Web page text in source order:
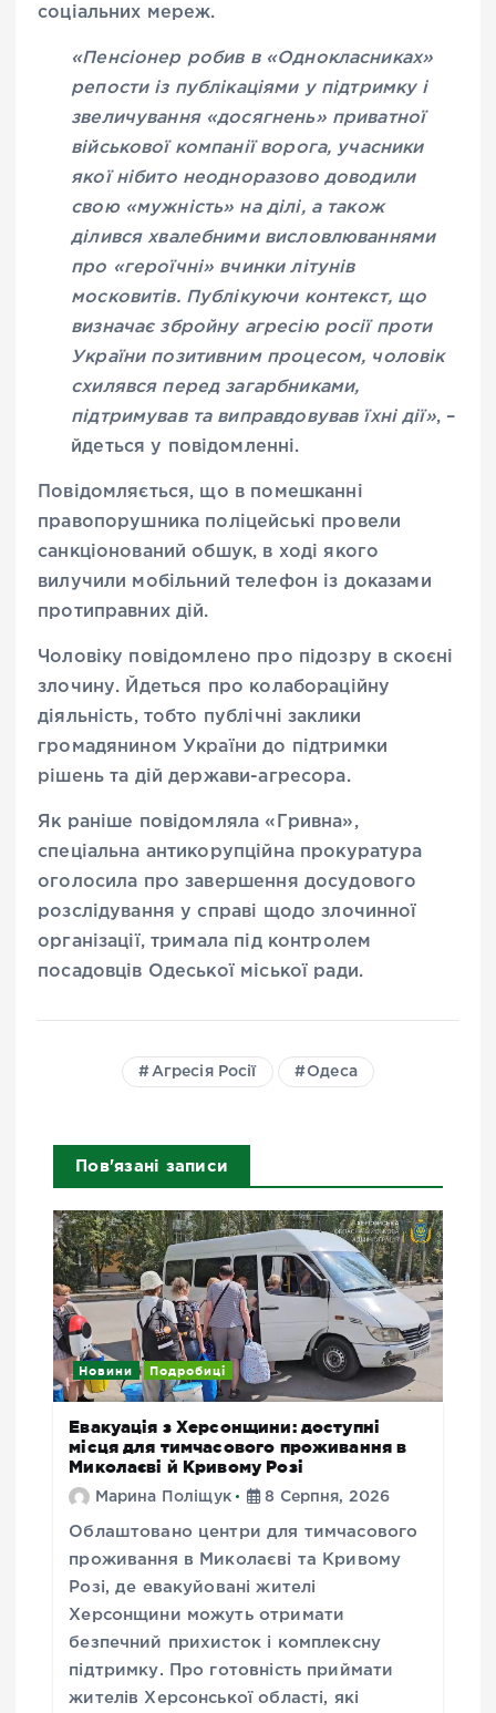
соціальних мереж.
«Пенсіонер робив в «Однокласниках»
репости із публікаціями у підтримку і
звеличування «досягнень» приватної
військової компанії ворога, учасники
якої нібито неодноразово доводили
свою «мужність» на ділі, а також
ділився хвалебними висловлюваннями
про «героїчні» вчинки літунів
московитів. Публікуючи контекст, що
визначає збройну агресію росії проти
України позитивним процесом, чоловік
схилявся перед загарбниками,
підтримував та виправдовував їхні дії», –
йдеться у повідомленні.
Повідомляється, що в помешканні
правопорушника поліцейські провели
санкціонований обшук, в ході якого
вилучили мобільний телефон із доказами
протиправних дій.
Чоловіку повідомлено про підозру в скоєні
злочину. Йдеться про колабораційну
діяльність, тобто публічні заклики
громадянином України до підтримки
рішень та дій держави-агресора.
Як раніше повідомляла «Гривна»,
спеціальна антикорупційна прокуратура
оголосила про завершення досудового
розслідування у справі щодо злочинної
організації, тримала під контролем
посадовців Одеської міської ради.
Агресія Росії Одеса
Пов'язані записи
Новини Подробиці
Евакуація з Херсонщини: доступні
місця для тимчасового проживання в
Миколаєві й Кривому Розі
Марина Поліщук 8 Серпня, 2026
Облаштовано центри для тимчасового
проживання в Миколаєві та Кривому
Розі, де евакуйовані жителі
Херсонщини можуть отримати
безпечний прихисток і комплексну
підтримку. Про готовність приймати
жителів Херсонської області, які